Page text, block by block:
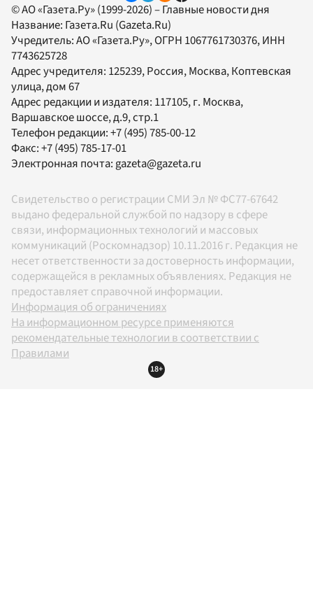
© АО «Газета.Ру» (1999-2026) – Главные новости дня
Название: Газета.Ru (Gazeta.Ru)
Учредитель:АО «Газета.Ру», ОГРН 1067761730376, ИНН
7743625728
Адрес учредителя: 125239, Россия, Москва, Коптевская
улица, дом 67
Адрес редакции и издателя: 117105, г. Москва,
Варшавское шоссе, д.9, стр.1
Телефон редакции:+7 (495) 785-00-12
Факс:+7 (495) 785-17-01
Электронная почта:gazeta@gazeta.ru
Свидетельство о регистрации СМИ Эл № ФС77-67642
выдано федеральной службой по надзору в сфере
связи, информационных технологий и массовых
коммуникаций (Роскомнадзор) 10.11.2016 г. Редакция не
несет ответственности за достоверность информации,
содержащейся в рекламных объявлениях. Редакция не
предоставляет справочной информации.
Информация об ограничениях
На информационном ресурсе применяются
рекомендательные технологии в соответствии с
Правилами
18+